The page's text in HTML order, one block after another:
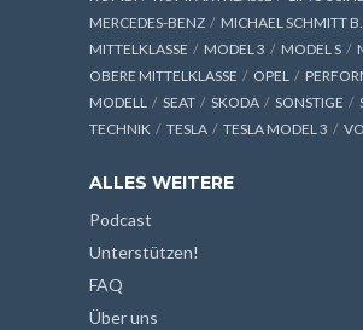
MERCEDES-BENZ
MICHAEL SCHMITT
MITTELKLASSE
MODEL 3 MODEL S
OBERE MITTELKLASSE
OPEL
MODELL
SEAT SKODA SONSTIGE
TECHNIK
TESLA TESLA MODEL 3
ALLES WEITERE
Podcast
Unterstützen!
FAQ
Über uns